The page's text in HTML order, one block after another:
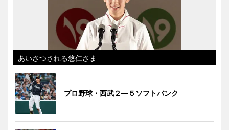
あいさつされる悠仁さま
プロ野球・西武２―５ソフトバンク